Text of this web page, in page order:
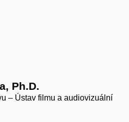
Ph.D.
– Ústav filmu a audiovizuální